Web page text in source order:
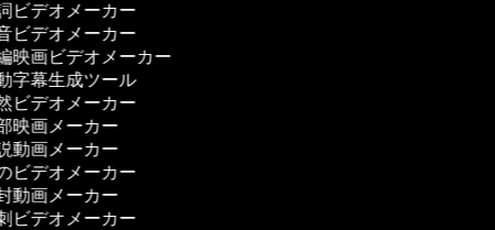
ビデオメーカー
ビデオメーカー
映画ビデオメーカー
字幕生成ツール
ビデオメーカー
映画メーカー
動画メーカー
ビデオメーカー
動画メーカー
ビデオメーカー